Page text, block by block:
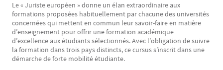
Le « Juriste européen » donne un élan extraordinaire aux
formations proposées habituellement par chacune des universités
concernées qui mettent en commun leur savoir-faire en matière
d’enseignement pour offrir une formation académique
d’excellence aux étudiants sélectionnés. Avec l’obligation de suivre
la formation dans trois pays distincts, ce cursus s’inscrit dans une
démarche de forte mobilité étudiante.